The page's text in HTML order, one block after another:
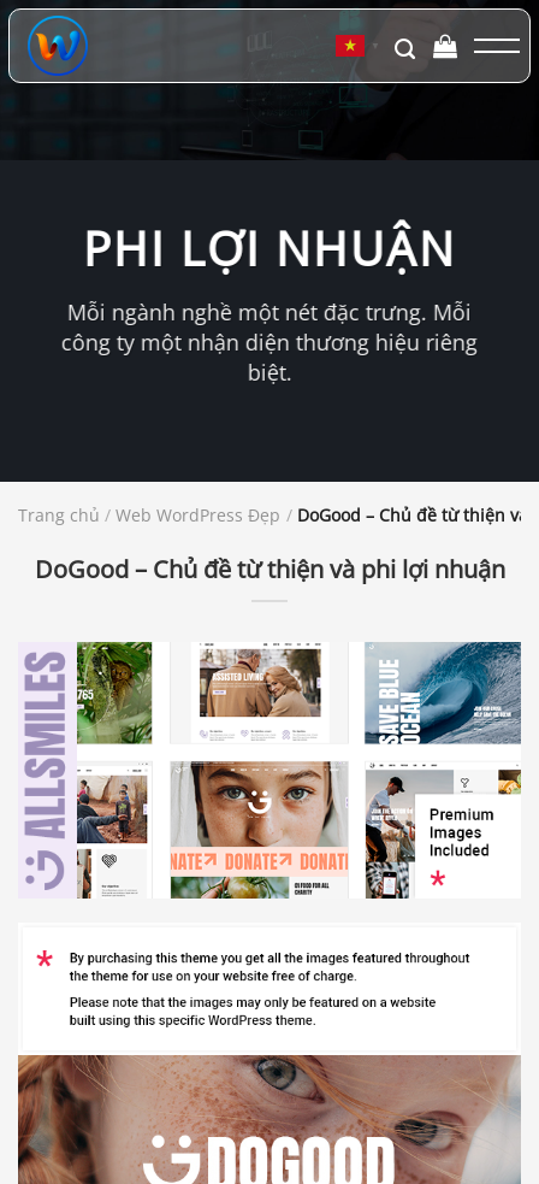
Chuyển
đến
dung
▼
PHI LỢI NHUẬN
Mỗi ngành nghề một nét đặc trưng. Mỗi
công ty một nhận diện thương hiệu riêng
biệt.
Trang chủ / Web WordPress Đẹp / DoGood – Chủ đề từ thiện
DoGood – Chủ đề từ thiện và phi lợi nhuận